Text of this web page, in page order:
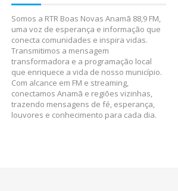
Somos a RTR Boas Novas Anamã 88,9 FM,
uma voz de esperança e informação que
conecta comunidades e inspira vidas.
Transmitimos a mensagem
transformadora e a programação local
que enriquece a vida de nosso município.
Com alcance em FM e streaming,
conectamos Anamã e regiões vizinhas,
trazendo mensagens de fé, esperança,
louvores e conhecimento para cada dia.